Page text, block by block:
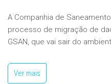
A Companhia de
processo de migração de
GSAN, que vai sair do
Ver mais